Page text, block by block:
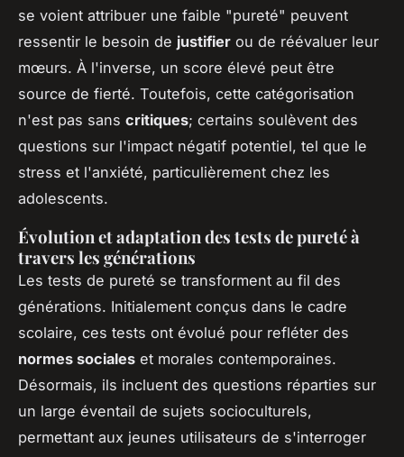
se voient attribuer une faible "pureté" peuvent
ressentir le besoin de justifier ou de réévaluer leur
mœurs. À l'inverse, un score élevé peut être
source de fierté. Toutefois, cette catégorisation
n'est pas sans critiques; certains soulèvent des
questions sur l'impact négatif potentiel, tel que le
stress et l'anxiété, particulièrement chez les
adolescents.
Évolution et adaptation des tests de pureté à
travers les générations
Les tests de pureté se transforment au fil des
générations. Initialement conçus dans le cadre
scolaire, ces tests ont évolué pour refléter des
normes sociales et morales contemporaines.
Désormais, ils incluent des questions réparties sur
un large éventail de sujets socioculturels,
permettant aux jeunes utilisateurs de s'interroger